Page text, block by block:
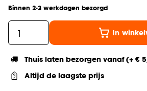
Binnen 2-3 werkdagen bezorgd
In
Thuis laten bezorgen vanaf (+ €
Altijd de laagste prijs